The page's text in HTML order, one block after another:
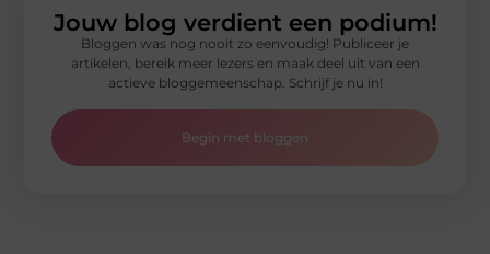
Jouw blog verdient een podium!
Bloggen was nog nooit zo eenvoudig! Publiceer je
artikelen, bereik meer lezers en maak deel uit van een
actieve bloggemeenschap. Schrijf je nu in!
Begin met bloggen